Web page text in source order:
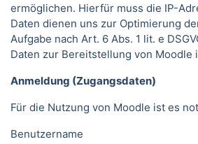
ermöglichen. Hierfür muss die IP-
Daten dienen uns zur Optimierung
Aufgabe nach Art. 6 Abs. 1 lit. e
Daten zur Bereitstellung von
Anmeldung (Zugangsdaten)
Für die Nutzung von Moodle ist es
Benutzername